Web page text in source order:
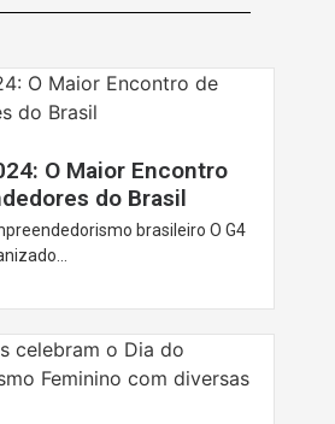
O Maior Encontro
do Brasil
brasileiro O G4